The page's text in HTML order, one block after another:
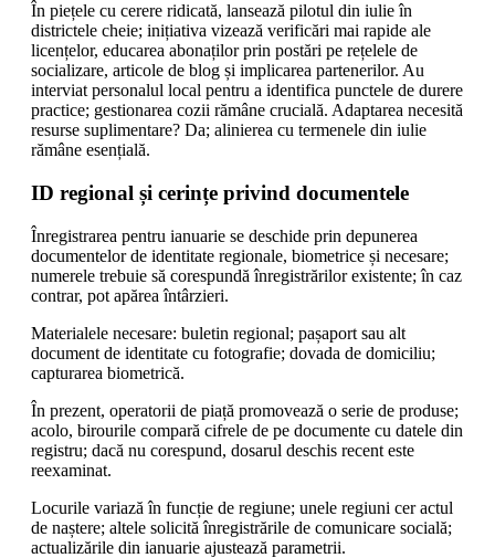
În piețele cu cerere ridicată, lansează pilotul din iulie în
districtele cheie; inițiativa vizează verificări mai rapide ale
licențelor, educarea abonaților prin postări pe rețelele de
socializare, articole de blog și implicarea partenerilor. Au
interviat personalul local pentru a identifica punctele de durere
practice; gestionarea cozii rămâne crucială. Adaptarea necesită
resurse suplimentare? Da; alinierea cu termenele din iulie
rămâne esențială.
ID regional și cerințe privind documentele
Înregistrarea pentru ianuarie se deschide prin depunerea
documentelor de identitate regionale, biometrice și necesare;
numerele trebuie să corespundă înregistrărilor existente; în caz
contrar, pot apărea întârzieri.
Materialele necesare: buletin regional; pașaport sau alt
document de identitate cu fotografie; dovada de domiciliu;
capturarea biometrică.
În prezent, operatorii de piață promovează o serie de produse;
acolo, birourile compară cifrele de pe documente cu datele din
registru; dacă nu corespund, dosarul deschis recent este
reexaminat.
Locurile variază în funcție de regiune; unele regiuni cer actul
de naștere; altele solicită înregistrările de comunicare socială;
actualizările din ianuarie ajustează parametrii.